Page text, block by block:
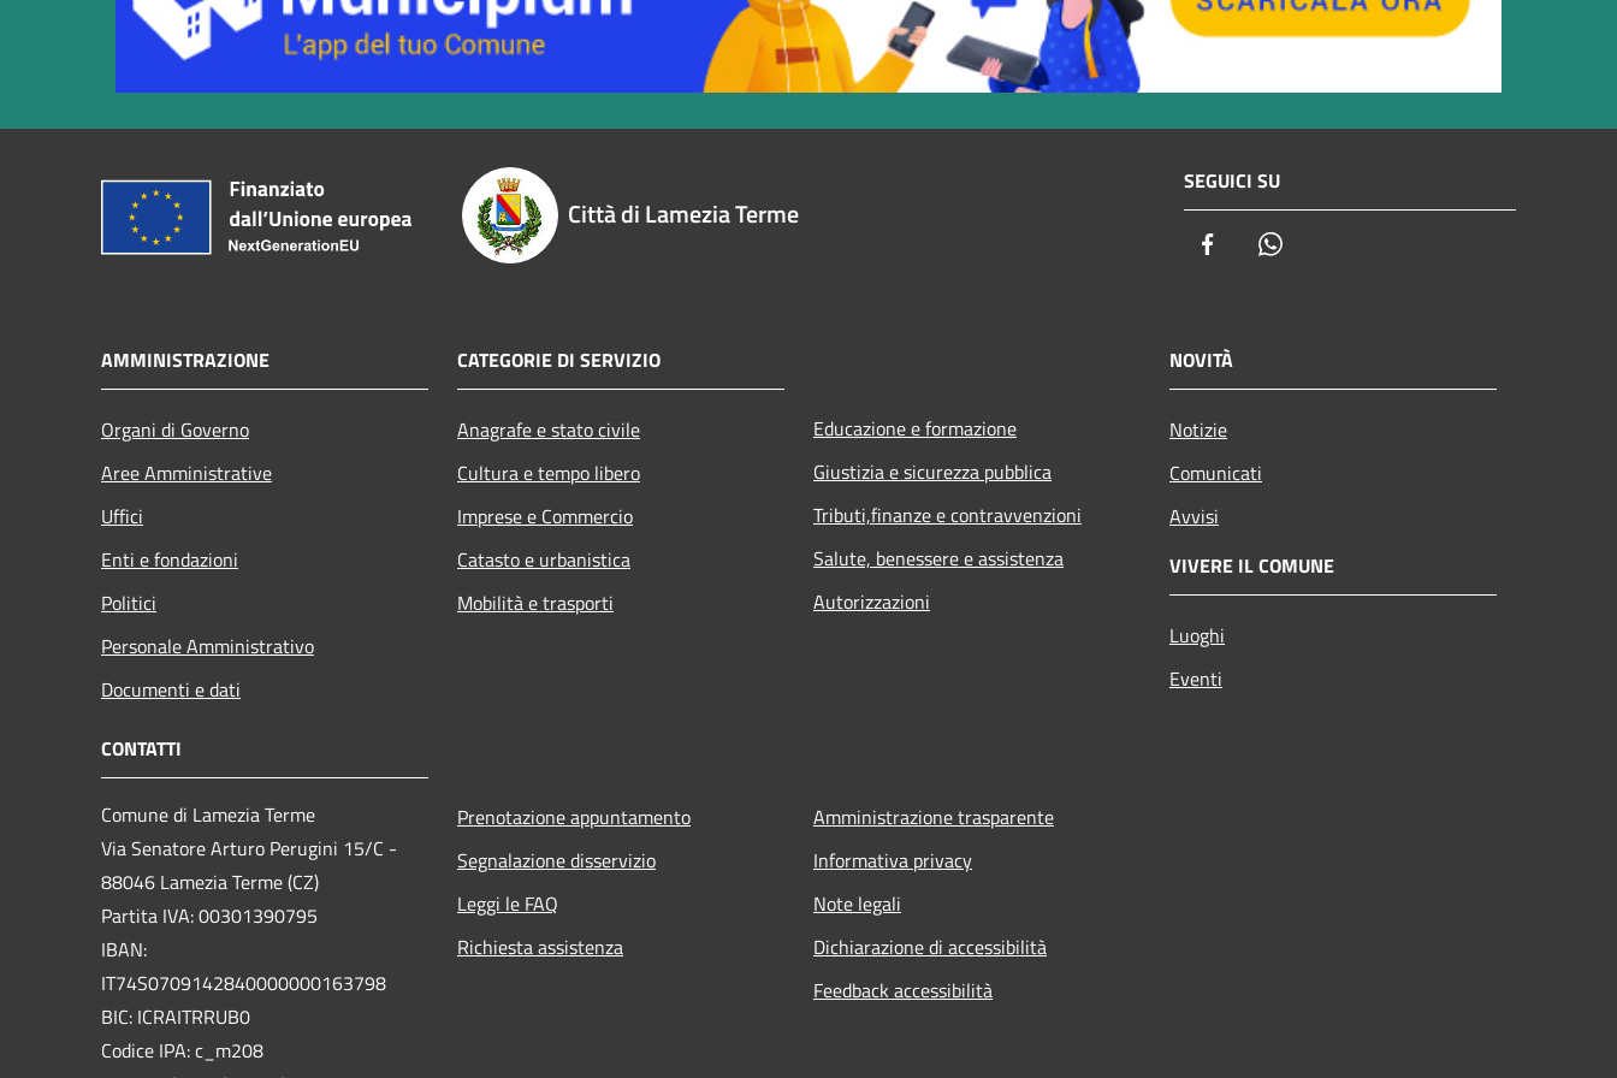
Città di Lamezia Terme
SEGUICI SU
Facebook
AMMINISTRAZIONE
Organi di Governo
Aree Amministrative
Uffici
Enti e fondazioni
Politici
Personale Amministrativo
Documenti e dati
CATEGORIE DI SERVIZIO
Anagrafe e stato civile
Cultura e tempo libero
Imprese e Commercio
Catasto e urbanistica
Mobilità e trasporti
Educazione e formazione
Giustizia e sicurezza pubblica
Tributi,finanze e contravvenzioni
Salute, benessere e assistenza
Autorizzazioni
NOVITÀ
Notizie
Comunicati
Avvisi
VIVERE IL COMUNE
Luoghi
Eventi
CONTATTI
Comune di Lamezia Terme
Via Senatore Arturo Perugini 15/C -
88046 Lamezia Terme (CZ)
Partita IVA: 00301390795
IBAN:
IT74S0709142840000000163798
BIC: ICRAITRRUB0
Codice IPA: c_m208
Prenotazione appuntamento
Segnalazione disservizio
Leggi le FAQ
Richiesta assistenza
Amministrazione trasparente
Informativa privacy
Note legali
Dichiarazione di accessibilità
Feedback accessibilità